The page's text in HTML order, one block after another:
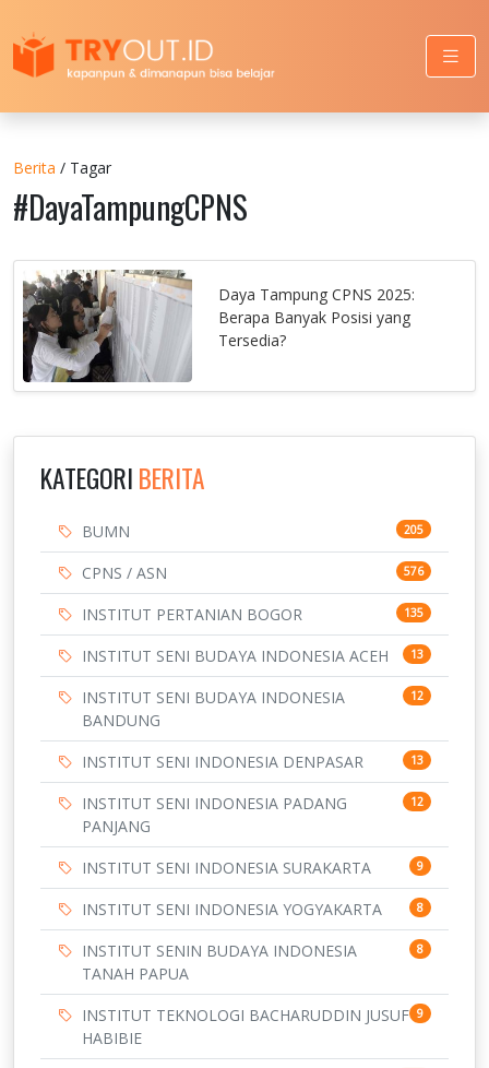
Berita / Tagar
#DayaTampungCPNS
Daya Tampung CPNS 2025:
Berapa Banyak Posisi yang
Tersedia?
KATEGORI BERITA
BUMN 205
CPNS / ASN 576
INSTITUT PERTANIAN BOGOR 135
INSTITUT SENI BUDAYA INDONESIA ACEH 13
INSTITUT SENI BUDAYA INDONESIA
BANDUNG
12
INSTITUT SENI INDONESIA DENPASAR 13
INSTITUT SENI INDONESIA PADANG
PANJANG
12
INSTITUT SENI INDONESIA SURAKARTA 9
INSTITUT SENI INDONESIA YOGYAKARTA 8
INSTITUT SENIN BUDAYA INDONESIA
TANAH PAPUA
8
INSTITUT TEKNOLOGI BACHARUDDIN JUSUF
HABIBIE
9